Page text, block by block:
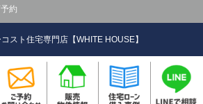
約
スト住宅専門店【WHITE HOUSE】